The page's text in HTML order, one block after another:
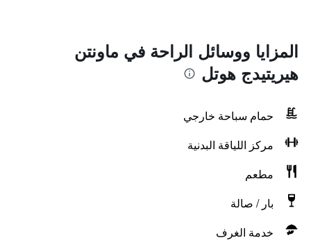
المزايا ووسائل الراحة في ماونتن
هيريتيدج هوتل
حمام سباحة خارجي
مركز اللياقة البدنية
مطعم
بار / صالة
خدمة الغرف